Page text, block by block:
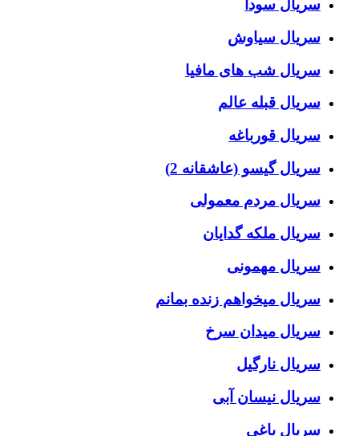
سریال سودا
سریال سیاوش
سریال شب های مافیا
سریال قبله عالم
سریال قورباغه
سریال گیسو (عاشقانه 2)
سریال مردم معمولی
سریال ملکه گدایان
سریال مهمونی
سریال میخواهم زنده بمانم
سریال میدان سرخ
سریال نارگیل
سریال نیسان آبی
سریال یاغی